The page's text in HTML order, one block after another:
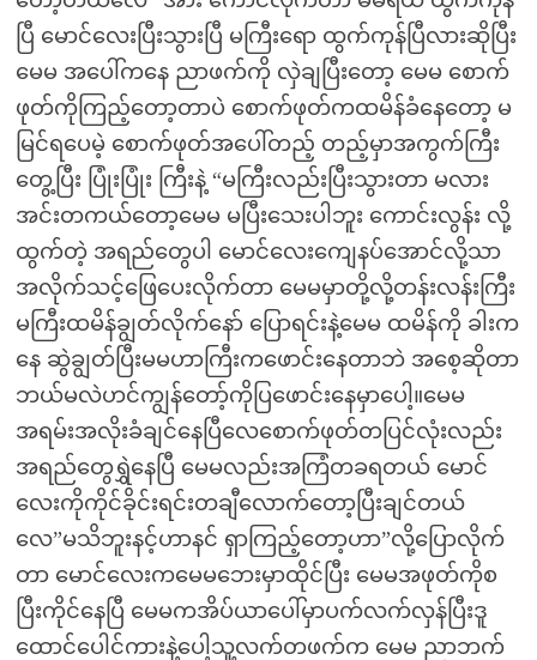
ပြီ မောင်လေးပြီးသွားပြီ မကြီးရော ထွက်ကုန်ပြီလားဆိုပြီး
မေမ အပေါ်ကနေ ညာဖက်ကို လှဲချပြီးတော့ မေမ စောက်
ဖုတ်ကိုကြည့်တော့တာပဲ စောက်ဖုတ်ကထမိန်ခံနေတော့ မ
မြင်ရပေမဲ့ စောက်ဖုတ်အပေါ်တည့် တည့်မှာအကွက်ကြီး
တွေ့ပြီး ပြုံးပြုံး ကြီးနဲ့ “မကြီးလည်းပြီးသွားတာ မလား
အင်းတကယ်တော့မေမ မပြီးသေးပါဘူး ကောင်းလွန်း လို့
ထွက်တဲ့ အရည်တွေပါ မောင်လေးကျေနပ်အောင်လို့သာ
အလိုက်သင့်ဖြေပေးလိုက်တာ မေမမှာတို့လို့တန်းလန်းကြီး
မကြီးထမိန်ချွတ်လိုက်နော် ပြောရင်းနဲ့မေမ ထမိန်ကို ခါးက
နေ ဆွဲချွတ်ပြီးမမဟာကြီးကဖောင်းနေတာဘဲ အစေ့ဆိုတာ
ဘယ်မလဲဟင်ကျွန်တော့်ကိုပြဖောင်းနေမှာပေါ့။မေမ
အရမ်းအလိုးခံချင်နေပြီလေစောက်ဖုတ်တပြင်လုံးလည်း
အရည်တွေရွှဲနေပြီ မေမလည်းအကြံတခရတယ် မောင်
လေးကိုကိုင်ခိုင်းရင်းတချီလောက်တော့ပြီးချင်တယ်
လေ”မသိဘူးနင့်ဟာနင် ရှာကြည့်တော့ဟာ”လို့ပြောလိုက်
တာ မောင်လေးကမေမဘေးမှာထိုင်ပြီး မေမအဖုတ်ကိုစ
ပြီးကိုင်နေပြီ မေမကအိပ်ယာပေါ်မှာပက်လက်လှန်ပြီးဒူ
ထောင်ပေါင်ကားနဲ့ပေါ့သူ့လက်တဖက်က မေမ ညာဘက်